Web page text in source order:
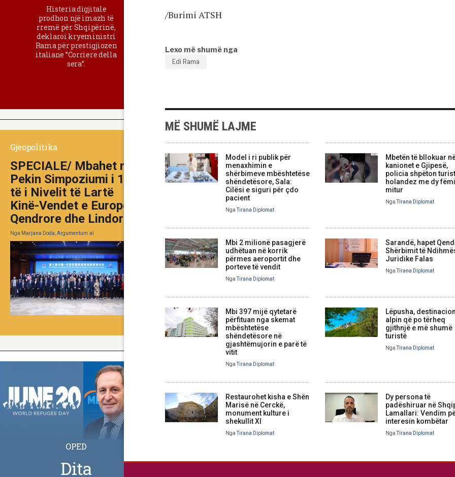
/Burimi ATSH
Lexo më shumë nga
Edi Rama
MË SHUMË LAJME
Model i ri publik për
menaxhimin e
shërbimeve mbështetëse
shëndetësore, Sala:
Cilësi e siguri për çdo
pacient
NgaTirana Diplomat
Mbetën të bllokuar
kanionet e Gjipesë,
policia shpëton
holandez me dy
mitur
NgaTirana Diplomat
Mbi 2 milionë pasagjerë
udhëtuan në korrik
përmes aeroportit dhe
porteve të vendit
NgaTirana Diplomat
Sarandë, hapet
Shërbimit të
Juridike Falas
NgaTirana Diplomat
Mbi 397 mijë qytetarë
përfituan nga skemat
mbështetëse
shëndetësore në
gjashtëmujorin e parë të
vitit
NgaTirana Diplomat
Lëpusha,
alpin që po tërheq
gjithnjë e më shumë
turistë
NgaTirana Diplomat
Restaurohet kisha e Shën
Marisë në Cerckë,
monument kulture i
shekullit XI
NgaTirana Diplomat
Dy persona të
padëshiruar në
Lamallari: Vendim
interesin kombëtar
NgaTirana Diplomat
Histeria digjitale
prodhon një imazh të
rremë për Shqipërinë,
deklaroi kryeministri
Rama për prestigjiozen
italiane ”Corriere della
sera”.
Gjeopolitika
SPECIALE/ Mbahet në
Pekin Simpoziumi i 10-
të i Nivelit të Lartë
Kinë-Vendet e Europës
Qendrore dhe Lindore
Nga Marjana Doda, Argumentum.al
OPED
Dita